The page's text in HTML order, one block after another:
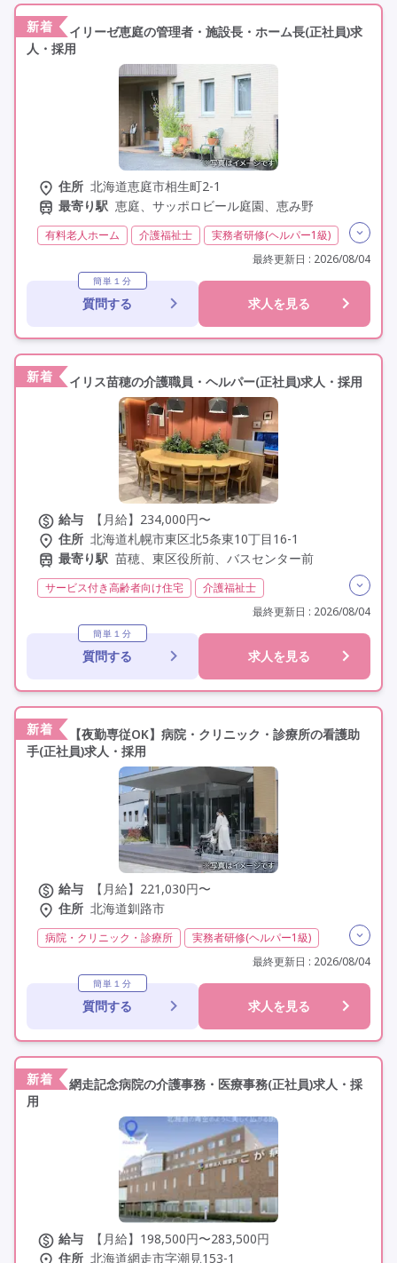
新着
イリーゼ恵庭の管理者・施設長・ホーム長(正社員)求
人・採用
住所 北海道恵庭市相生町2-1
最寄り駅 恵庭、サッポロビール庭園、恵み野
有料老人ホーム 介護福祉士
実務者研修(ヘルパー1級)
無資格
介護支援専門員(ケアマネジャー)
社会福祉主事任用
日勤のみ 夜勤なし
社会保険完備
未経験歓迎
定年60歳以上
定年65歳以上
駅近 資格取得支援 研修制度あり
最終更新日 : 2026/08/04
簡単１分
質問する 求人を見る
新着 イリス苗穂の介護職員・ヘルパー(正社員)求人・採用
給与
【月給】234,000円〜
住所 北海道札幌市東区北5条東10丁目16-1
最寄り駅 苗穂、東区役所前、バスセンター前
サービス付き高齢者向け住宅
介護福祉士
初任者研修(ヘルパー2級)
残業月20時間以内 常勤
オープン3年以内
社会保険完備
交通費支給
年間休日110日以上
定年60歳以上
定年65歳以上
車通勤可
駅近
最終更新日 : 2026/08/04
簡単１分
質問する 求人を見る
新着
【夜勤専従OK】病院・クリニック・診療所の看護助
手(正社員)求人・採用
給与
【月給】221,030円〜
住所 北海道釧路市
病院・クリニック・診療所
実務者研修(ヘルパー1級)
残業月20時間以内
社会保険完備 交通費支給
年間休日120日以上
年間休日110日以上
学歴不問
定年60歳以上
最終更新日 : 2026/08/04
簡単１分
質問する 求人を見る
新着
網走記念病院の介護事務・医療事務(正社員)求人・採
用
給与
【月給】198,500円〜283,500円
住所 北海道網走市字潮見153-1